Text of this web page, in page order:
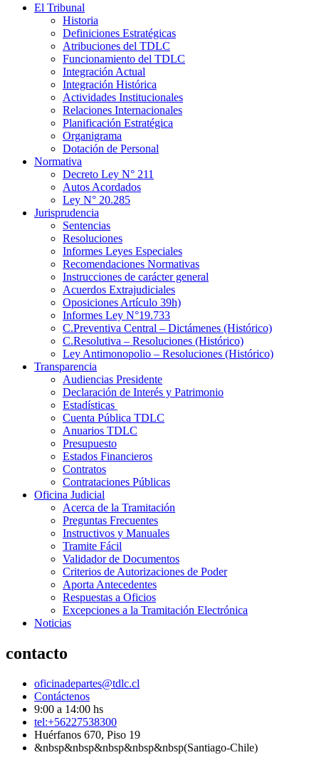
El Tribunal
Historia
Definiciones Estratégicas
Atribuciones del TDLC
Funcionamiento del TDLC
Integración Actual
Integración Histórica
Actividades Institucionales
Relaciones Internacionales
Planificación Estratégica
Organigrama
Dotación de Personal
Normativa
Decreto Ley N° 211
Autos Acordados
Ley N° 20.285
Jurisprudencia
Sentencias
Resoluciones
Informes Leyes Especiales
Recomendaciones Normativas
Instrucciones de carácter general
Acuerdos Extrajudiciales
Oposiciones Artículo 39h)
Informes Ley N°19.733
C.Preventiva Central – Dictámenes (Histórico)
C.Resolutiva – Resoluciones (Histórico)
Ley Antimonopolio – Resoluciones (Histórico)
Transparencia
Audiencias Presidente
Declaración de Interés y Patrimonio
Estadísticas
Cuenta Pública TDLC
Anuarios TDLC
Presupuesto
Estados Financieros
Contratos
Contrataciones Públicas
Oficina Judicial
Acerca de la Tramitación
Preguntas Frecuentes
Instructivos y Manuales
Tramite Fácil
Validador de Documentos
Criterios de Autorizaciones de Poder
Aporta Antecedentes
Respuestas a Oficios
Excepciones a la Tramitación Electrónica
Noticias
contacto
oficinadepartes@tdlc.cl
Contáctenos
9:00 a 14:00 hs
tel:+56227538300
Huérfanos 670, Piso 19
&nbsp&nbsp&nbsp&nbsp&nbsp(Santiago-Chile)